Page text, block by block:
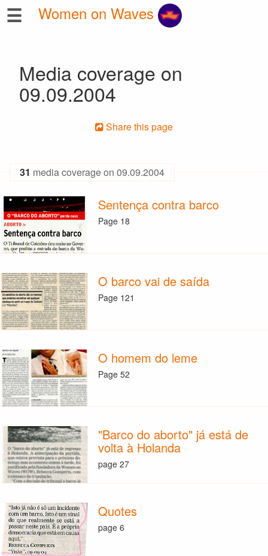
☰
Media coverage on
09.09.2004
Share this page
31 media coverage on 09.09.2004
Sentença contra barco
Page 18
O barco vai de saída
Page 121
O homem do leme
Page 52
"Barco do aborto" já está de
volta à Holanda
page 27
Quotes
page 6